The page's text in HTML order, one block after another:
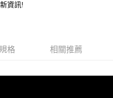
運費
資訊!
格 相關推薦